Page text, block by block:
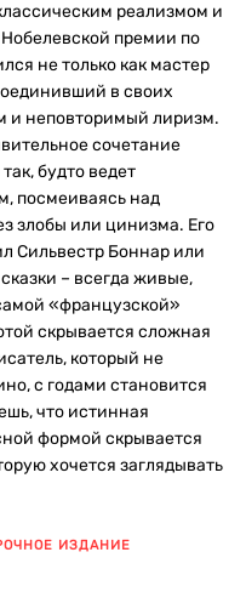
реализмом и
премии по
не только как мастер
в своих
и неповторимый лиризм.
сочетание
будто ведет
посмеиваясь над
злобы или цинизма. Его
Сильвестр Боннар или
– всегда живые,
«французской»
скрывается сложная
который не
с годами становится
что истинная
формой скрывается
хочется заглядывать
ИЗДАНИЕ